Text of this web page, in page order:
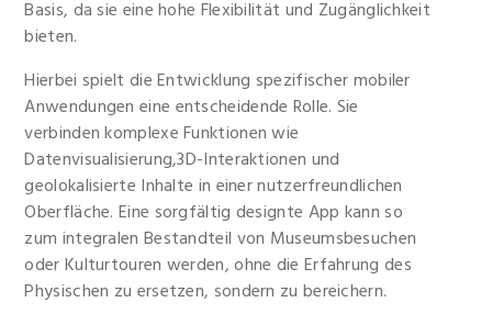
Basis, da sie eine hohe Flexibilität und Zugänglichkeit
bieten.
Hierbei spielt die Entwicklung spezifischer mobiler
Anwendungen eine entscheidende Rolle. Sie
verbinden komplexe Funktionen wie
Datenvisualisierung,3D-Interaktionen und
geolokalisierte Inhalte in einer nutzerfreundlichen
Oberfläche. Eine sorgfältig designte App kann so
zum integralen Bestandteil von Museumsbesuchen
oder Kulturtouren werden, ohne die Erfahrung des
Physischen zu ersetzen, sondern zu bereichern.